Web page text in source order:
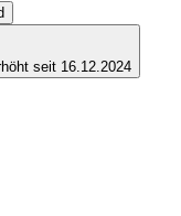
seit 16.12.2024